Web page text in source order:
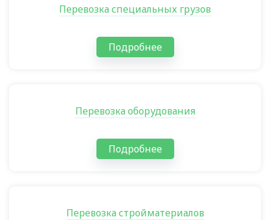
Перевозка специальных грузов
Подробнее
Перевозка оборудования
Подробнее
Перевозка стройматериалов